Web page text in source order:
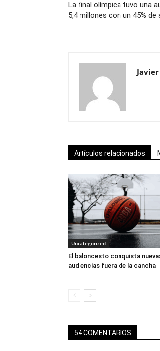
La final olímpica tuvo una
5,4 millones con un 45% de
Artículos relacionados
Uncategorized
El baloncesto conquista
audiencias fuera de la cancha
54 COMENTARIOS